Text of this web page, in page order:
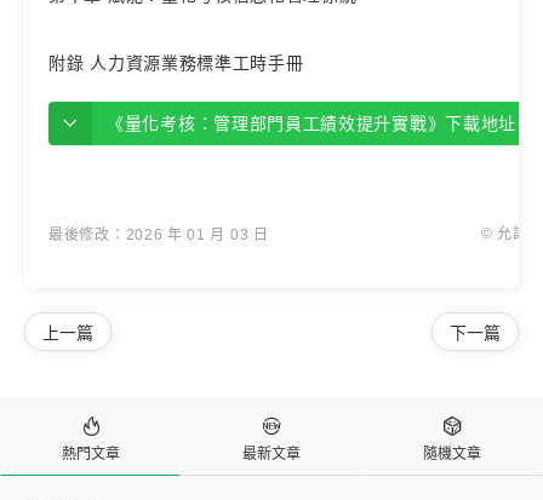
附錄 人力資源業務標準工時手冊
《量化考核：管理部門員工績效提升實戰》下載地址【免費下載
最後修改：2026 年 01 月 03 日 © 允許
下一篇
上一篇

熱門文章

最新文章

隨機文章